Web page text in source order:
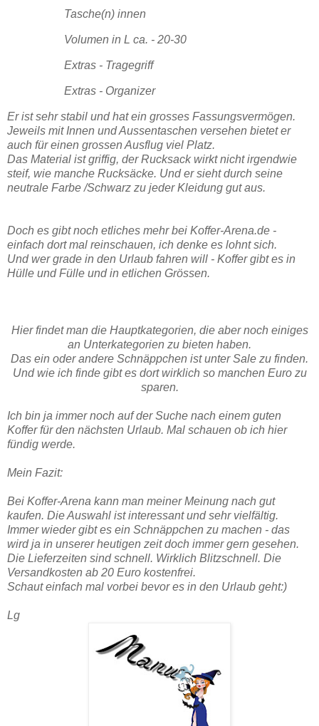
Tasche(n) innen
Volumen in L ca. - 20-30
Extras - Tragegriff
Extras - Organizer
Er ist sehr stabil und hat ein grosses Fassungsvermögen.
Jeweils mit Innen und Aussentaschen versehen bietet er
auch für einen grossen Ausflug viel Platz.
Das Material ist griffig, der Rucksack wirkt nicht irgendwie
steif, wie manche Rucksäcke. Und er sieht durch seine
neutrale Farbe /Schwarz zu jeder Kleidung gut aus.
Doch es gibt noch etliches mehr bei Koffer-Arena.de -
einfach dort mal reinschauen, ich denke es lohnt sich.
Und wer grade in den Urlaub fahren will - Koffer gibt es in
Hülle und Fülle und in etlichen Grössen.
Hier findet man die Hauptkategorien, die aber noch einiges
an Unterkategorien zu bieten haben.
Das ein oder andere Schnäppchen ist unter Sale zu finden.
Und wie ich finde gibt es dort wirklich so manchen Euro zu
sparen.
Ich bin ja immer noch auf der Suche nach einem guten
Koffer für den nächsten Urlaub. Mal schauen ob ich hier
fündig werde.
Mein Fazit:
Bei Koffer-Arena kann man meiner Meinung nach gut
kaufen. Die Auswahl ist interessant und sehr vielfältig.
Immer wieder gibt es ein Schnäppchen zu machen - das
wird ja in unserer heutigen zeit doch immer gern gesehen.
Die Lieferzeiten sind schnell. Wirklich Blitzschnell. Die
Versandkosten ab 20 Euro kostenfrei.
Schaut einfach mal vorbei bevor es in den Urlaub geht:)
Lg